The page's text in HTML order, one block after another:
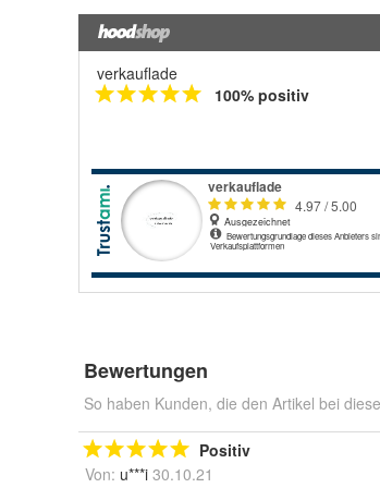
verkauflade
100% positiv
Bewertungen
So haben Kunden, die den Artikel bei
Positiv
Von: u***i 30.10.21